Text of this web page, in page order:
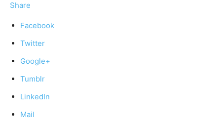
Share
Facebook
Twitter
Google+
Tumblr
LinkedIn
Mail